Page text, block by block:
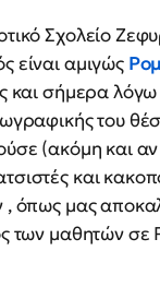
Σχολείο
είναι αμιγώς
και σήμερα λόγω
του
(ακόμη και αν
και
, όπως μας
των μαθητών σε